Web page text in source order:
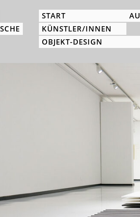
START
KÜNSTLER/INNEN
OBJEKT-DESIGN